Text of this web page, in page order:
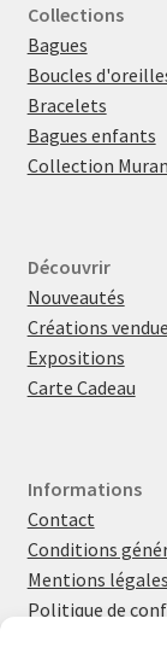
Collections
Bagues
Boucles
Bracelets
Bagues enfants
Collection
Découvrir
Nouveautés
Créations
Expositions
Carte Cadeau
Informations
Contact
Conditions
Mentions légales
Politique de
Politique en